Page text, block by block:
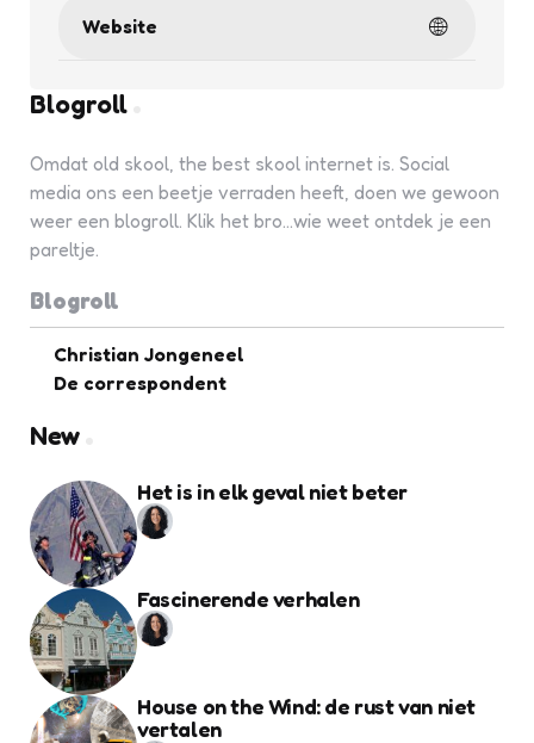
Website
Blogroll
Omdat old skool, the best skool internet is. Social
media ons een beetje verraden heeft, doen we gewoon
weer een blogroll. Klik het bro...wie weet ontdek je een
pareltje.
Blogroll
Christian Jongeneel
De correspondent
New
Het is in elk geval niet beter
Fascinerende verhalen
House on the Wind: de rust van niet
vertalen